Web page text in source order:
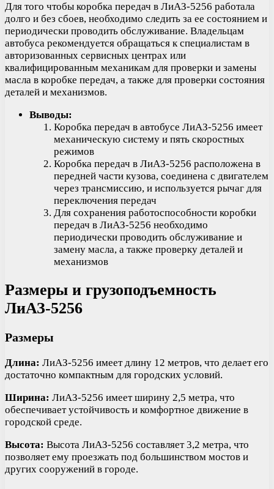
Для того чтобы коробка передач в ЛиАЗ-5256 работала
долго и без сбоев, необходимо следить за ее состоянием и
периодически проводить обслуживание. Владельцам
автобуса рекомендуется обращаться к специалистам в
авторизованных сервисных центрах или
квалифицированным механикам для проверки и замены
масла в коробке передач, а также для проверки состояния
деталей и механизмов.
Выводы:
Коробка передач в автобусе ЛиАЗ-5256 имеет
механическую систему и пять скоростных
режимов
Коробка передач в ЛиАЗ-5256 расположена в
передней части кузова, соединена с двигателем
через трансмиссию, и используется рычаг для
переключения передач
Для сохранения работоспособности коробки
передач в ЛиАЗ-5256 необходимо
периодически проводить обслуживание и
замену масла, а также проверку деталей и
механизмов
Размеры и грузоподъемность
ЛиАЗ-5256
Размеры
Длина: ЛиАЗ-5256 имеет длину 12 метров, что делает его
достаточно компактным для городских условий.
Ширина: ЛиАЗ-5256 имеет ширину 2,5 метра, что
обеспечивает устойчивость и комфортное движение в
городской среде.
Высота: Высота ЛиАЗ-5256 составляет 3,2 метра, что
позволяет ему проезжать под большинством мостов и
других сооружений в городе.